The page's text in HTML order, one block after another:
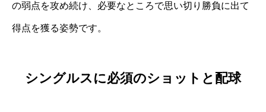
の弱点を攻め続け、必要なところで思い切り勝負に出て
得点を獲る姿勢です。
シングルスに必須のショットと配球